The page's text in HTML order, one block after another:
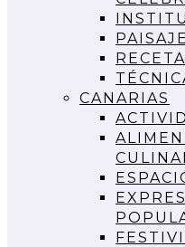
CANARIAS